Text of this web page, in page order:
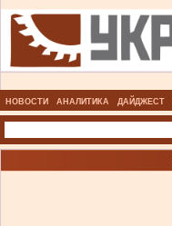
НОВОСТИ АНАЛИТИКА ДАЙДЖЕСТ